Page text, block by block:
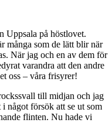
Uppsala på höstlovet.
många som de lätt blir när
När jag och en av dem för
varandra att den andre
oss – våra frisyrer!
till midjan och jag
något försök att se ut som
flinten. Nu hade vi